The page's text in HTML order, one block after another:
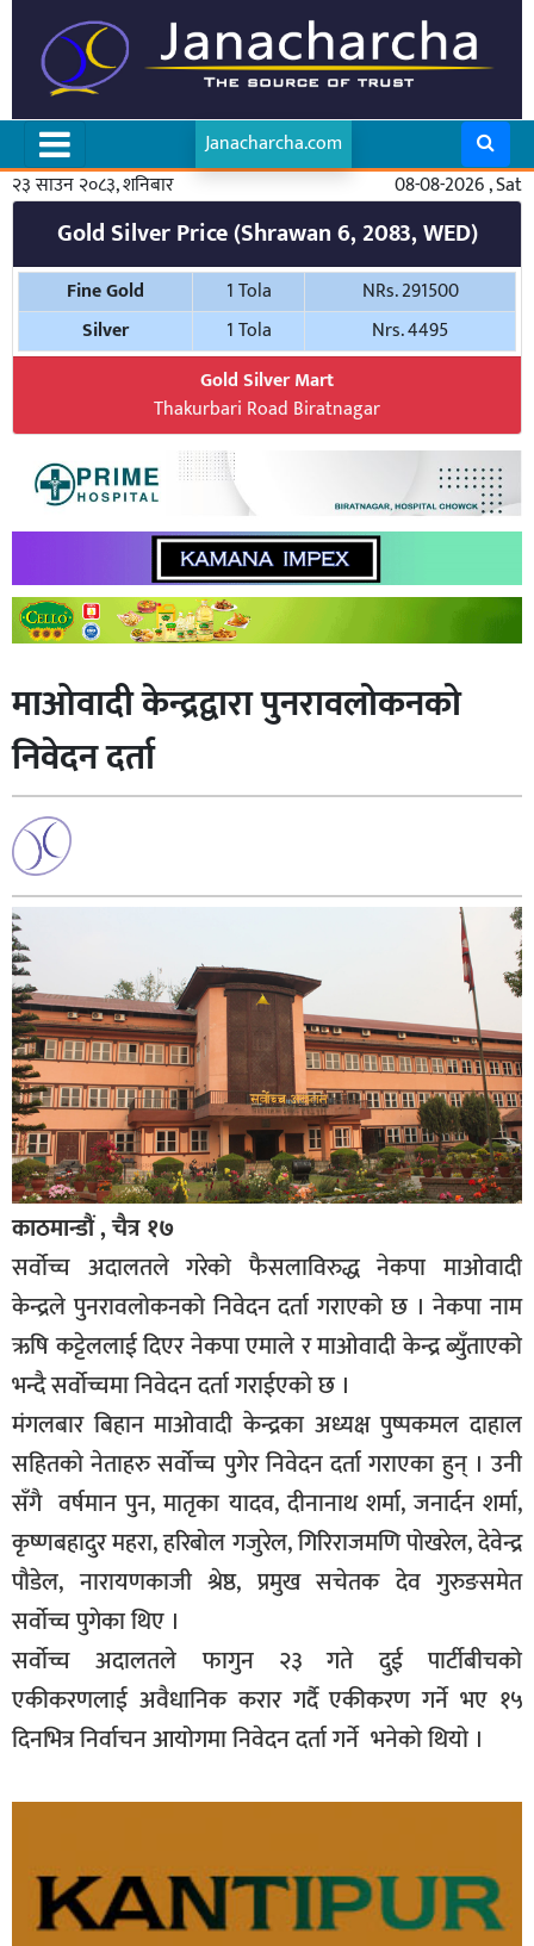
Janacharcha.com
२३ साउन २०८३, शनिबार
08-08-2026 , Sat
Gold Silver Price (Shrawan 6, 2083, WED)
Fine Gold 1 Tola
NRs. 291500
Silver
1 Tola
Nrs. 4495
Gold Silver Mart
Thakurbari Road Biratnagar
माओवादी केन्द्रद्वारा पुनरावलोकनको
निवेदन दर्ता
काठमान्डौं , चैत्र १७
सर्वोच्च अदालतले गरेको फैसलाविरुद्ध नेकपा माओवादी
केन्द्रले पुनरावलोकनको निवेदन दर्ता गराएको छ । नेकपा नाम
ऋषि कट्टेललाई दिएर नेकपा एमाले र माओवादी केन्द्र ब्युँताएको
भन्दै सर्वोच्चमा निवेदन दर्ता गराईएकाे छ ।
मंगलबार बिहान माओवादी केन्द्रका अध्यक्ष पुष्पकमल दाहाल
सहितकाे नेताहरु सर्वोच्च पुगेर निवेदन दर्ता गराएका हुन् । उनी
सँगै वर्षमान पुन, मातृका यादव, दीनानाथ शर्मा, जनार्दन शर्मा,
कृष्णबहादुर महरा, हरिबोल गजुरेल, गिरिराजमणि पोखरेल, देवेन्द्र
पौडेल, नारायणकाजी श्रेष्ठ, प्रमुख सचेतक देव गुरुङसमेत
सर्वोच्च पुगेका थिए ।
सर्वोच्च अदालतले फागुन २३ गते दुई पार्टीबीचको
एकीकरणलाई अवैधानिक करार गर्दै एकीकरण गर्ने भए १५
दिनभित्र निर्वाचन आयोगमा निवेदन दर्ता गर्ने भनेकाे थियो ।